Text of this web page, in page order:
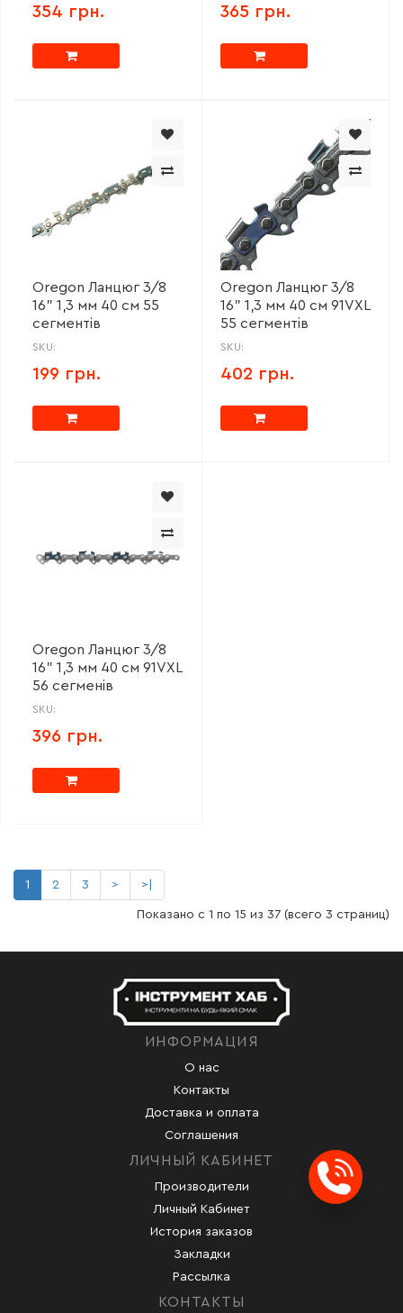
354 грн. 365 грн.
Oregon Ланцюг 3/8
16" 1,3 мм 40 см 55
сегментів
SKU:
199 грн.
Oregon Ланцюг 3/8
16" 1,3 мм 40 см 91VXL
55 сегментів
SKU:
402 грн.
Oregon Ланцюг 3/8
16" 1,3 мм 40 см 91VXL
56 сегменів
SKU:
396 грн.
1 2 3 > >|
Показано с 1 по 15 из 37 (всего 3 страниц)
ИНФОРМАЦИЯ
О нас
Контакты
Доставка и оплата
Соглашения
ЛИЧНЫЙ КАБИНЕТ
Производители
Личный Кабинет
История заказов
Закладки
Рассылка
КОНТАКТЫ